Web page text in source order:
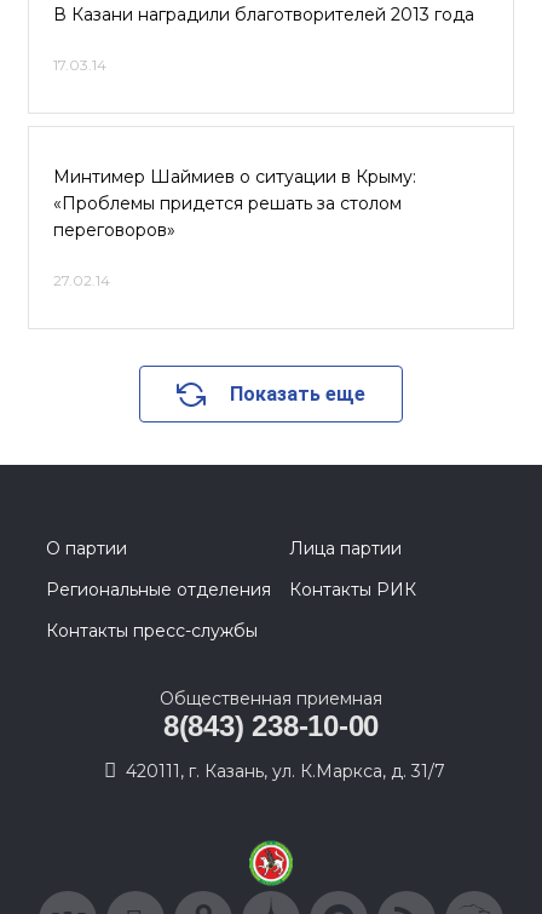
В Казани наградили благотворителей 2013 года
17.03.14
Минтимер Шаймиев о ситуации в Крыму:
«Проблемы придется решать за столом
переговоров»
27.02.14
Показать еще
О партии
Лица партии
Региональные отделения
Контакты РИК
Контакты пресс-службы
Общественная приемная
8(843) 238-10-00
420111, г. Казань, ул. К.Маркса, д. 31/7